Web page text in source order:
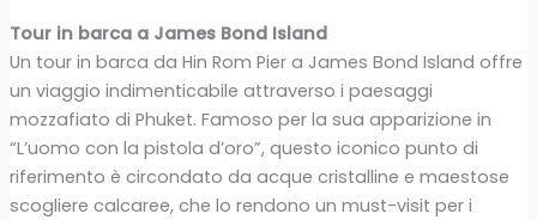
Tour in barca a James Bond Island
Un tour in barca da Hin Rom Pier a James Bond Island offre
un viaggio indimenticabile attraverso i paesaggi
mozzafiato di Phuket. Famoso per la sua apparizione in
“L’uomo con la pistola d’oro”, questo iconico punto di
riferimento è circondato da acque cristalline e maestose
scogliere calcaree, che lo rendono un must-visit per i